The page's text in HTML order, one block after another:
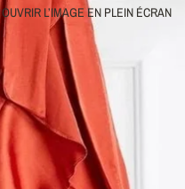
OUVRIR L’IMAGE EN PLEIN ÉCRAN